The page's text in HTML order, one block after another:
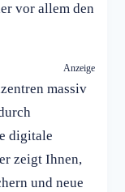
vor allem den
Anzeige
massiv
digitale
zeigt Ihnen,
und neue